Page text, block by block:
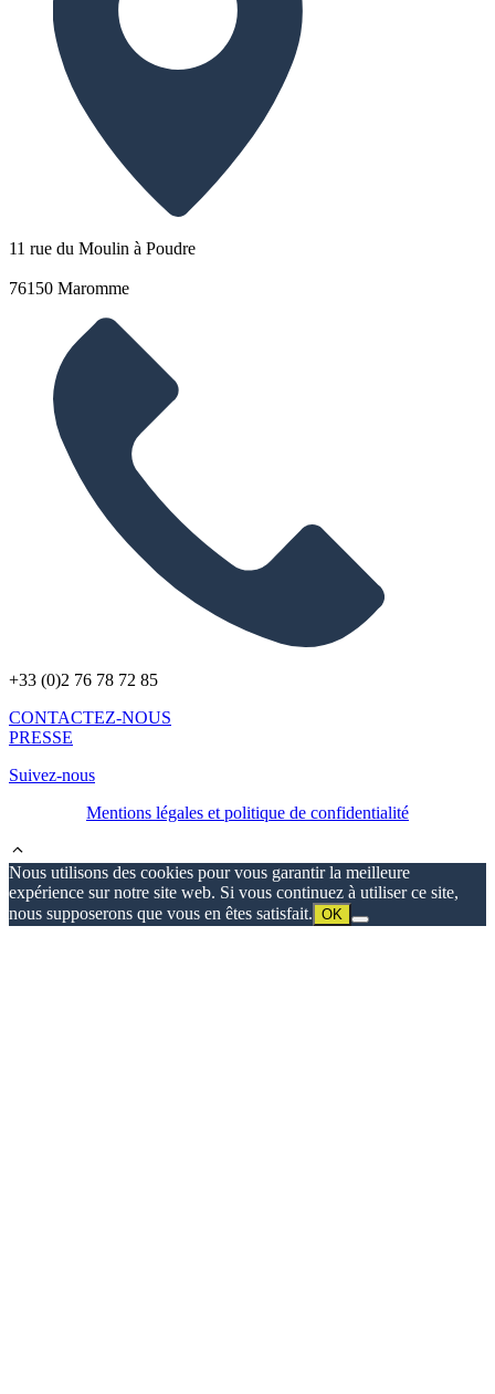
11 rue du Moulin à Poudre
76150 Maromme
+33 (0)2 76 78 72 85
CONTACTEZ-NOUS
PRESSE
Suivez-nous
Mentions légales et politique de confidentialité
Nous utilisons des cookies pour vous garantir la meilleure
expérience sur notre site web. Si vous continuez à utiliser ce site,
nous supposerons que vous en êtes satisfait. OK